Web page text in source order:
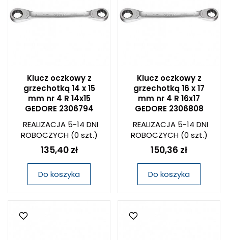
Klucz oczkowy z
grzechotką 14 x 15
mm nr 4 R 14x15
GEDORE 2306794
REALIZACJA 5-14 DNI
ROBOCZYCH(0 szt.)
135,40 zł
Do koszyka
Klucz oczkowy z
grzechotką 16 x 17
mm nr 4 R 16x17
GEDORE 2306808
REALIZACJA 5-14 DNI
ROBOCZYCH(0 szt.)
150,36 zł
Do koszyka